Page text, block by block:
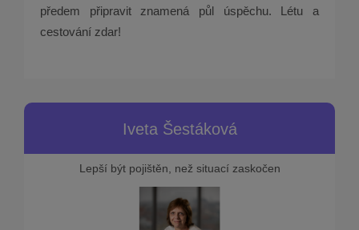
předem připravit znamená půl úspěchu. Létu a
cestování zdar!
Iveta Šestáková
Lepší být pojištěn, než situací zaskočen